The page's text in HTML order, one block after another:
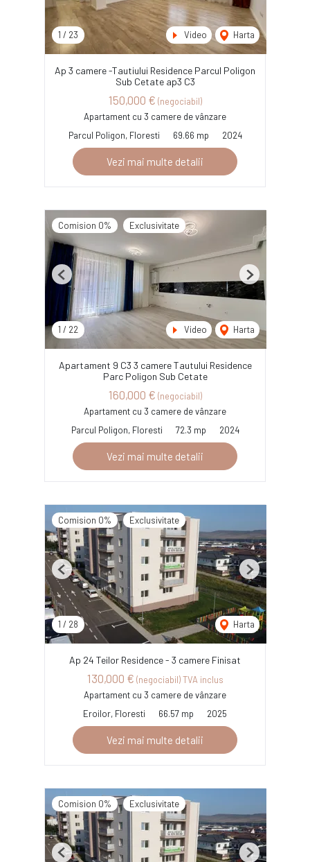
1 / 23 Video Harta
Ap 3 camere -Tautiului Residence Parcul Poligon
Sub Cetate ap3 C3
150,000 € (negociabil)
Apartament cu 3 camere de vânzare
Parcul Poligon, Floresti
69.66 mp 2024
Vezi mai multe detalii
Comision 0% Exclusivitate
1 / 22 Video Harta
Previous Next
Apartament 9 C3 3 camere Tautului Residence
Parc Poligon Sub Cetate
160,000 € (negociabil)
Apartament cu 3 camere de vânzare
Parcul Poligon, Floresti
72.3 mp 2024
Vezi mai multe detalii
Comision 0% Exclusivitate
1 / 28 Harta
Previous Next
Ap 24 Teilor Residence - 3 camere Finisat
130,000 € (negociabil) TVA inclus
Apartament cu 3 camere de vânzare
Eroilor, Floresti
66.57 mp 2025
Vezi mai multe detalii
Comision 0% Exclusivitate
Previous Next